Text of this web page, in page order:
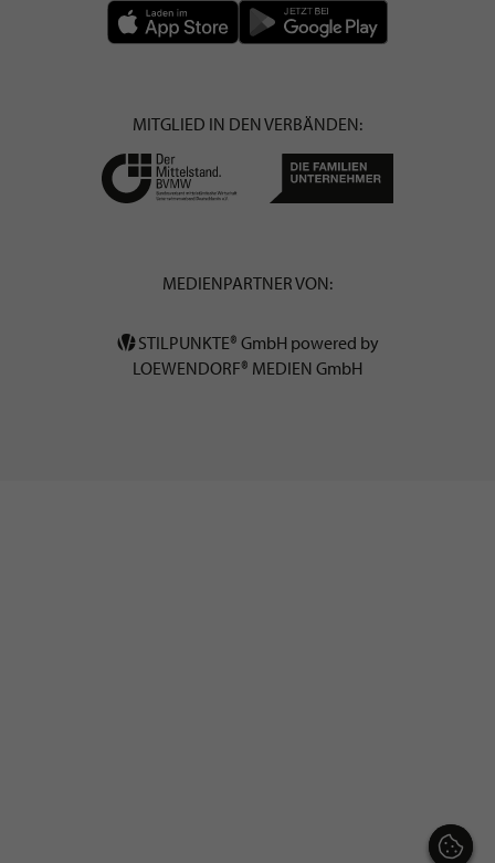
MITGLIED IN DEN VERBÄNDEN:
MEDIENPARTNER VON:
STILPUNKTE® GmbH powered by
LOEWENDORF® MEDIEN GmbH